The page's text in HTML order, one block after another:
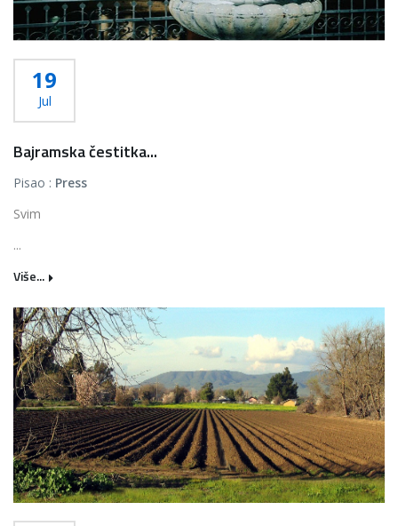
19
Jul
Bajramska čestitka...
Pisao : Press
Svim
...
Više...